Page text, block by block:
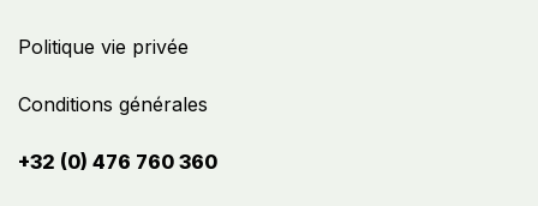
Politique vie privée
Conditions générales
+32 (0) 476 760 360